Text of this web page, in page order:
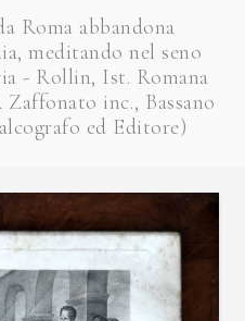
Roma abbandona
meditando nel seno
- Rollin, Ist. Romana
inc., Bassano
ed Editore)